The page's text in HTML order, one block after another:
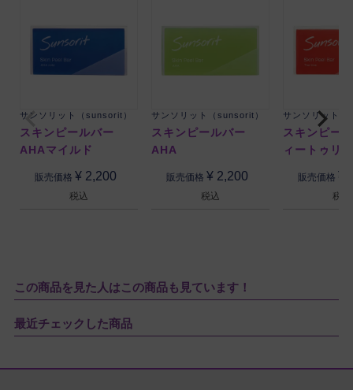
サンソリット（sunsorit）
スキンピールバー
AHAマイルド
販売価格 ¥ 2,200
税込
サンソリット（sunsorit）
スキンピールバー
AHA
販売価格 ¥ 2,200
税込
サンソリット
スキンピー
ィートゥリ
販売価格 ¥
税込
この商品を見た人はこの商品も見ています！
最近チェックした商品